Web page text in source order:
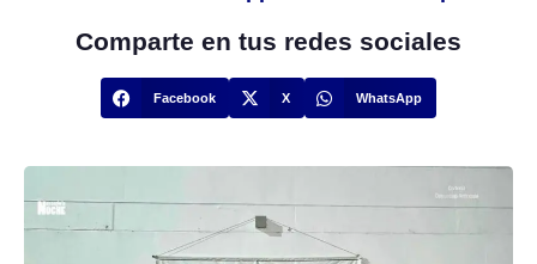
Comparte en tus redes sociales
Facebook X WhatsApp